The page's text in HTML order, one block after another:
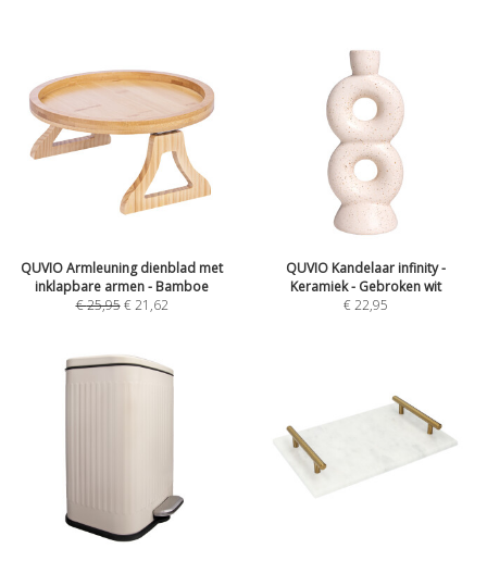
QUVIO Armleuning dienblad met
inklapbare armen - Bamboe
€25,95 €21,62
QUVIO Kandelaar infinity -
Keramiek - Gebroken wit
€22,95